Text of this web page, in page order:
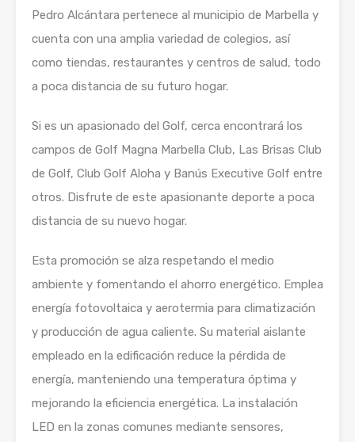
Pedro Alcántara pertenece al municipio de Marbella y
cuenta con una amplia variedad de colegios, así
como tiendas, restaurantes y centros de salud, todo
a poca distancia de su futuro hogar.
Si es un apasionado del Golf, cerca encontrará los
campos de Golf Magna Marbella Club, Las Brisas Club
de Golf, Club Golf Aloha y Banús Executive Golf entre
otros. Disfrute de este apasionante deporte a poca
distancia de su nuevo hogar.
Esta promoción se alza respetando el medio
ambiente y fomentando el ahorro energético. Emplea
energía fotovoltaica y aerotermia para climatización
y producción de agua caliente. Su material aislante
empleado en la edificación reduce la pérdida de
energía, manteniendo una temperatura óptima y
mejorando la eficiencia energética. La instalación
LED en la zonas comunes mediante sensores,